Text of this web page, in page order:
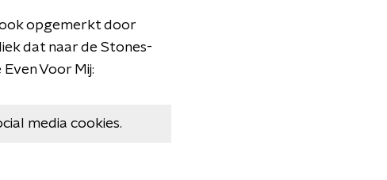
ook opgemerkt door
dat naar de Stones-
Voor Mij:
media cookies.